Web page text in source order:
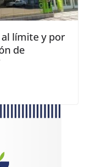
límite y por
de